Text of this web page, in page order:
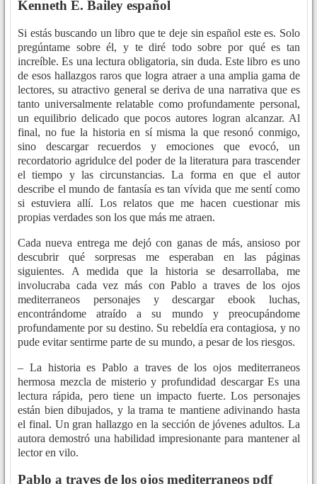
Kenneth E. Bailey español
Si estás buscando un libro que te deje sin español este es. Solo
pregúntame sobre él, y te diré todo sobre por qué es tan
increíble. Es una lectura obligatoria, sin duda. Este libro es uno
de esos hallazgos raros que logra atraer a una amplia gama de
lectores, su atractivo general se deriva de una narrativa que es
tanto universalmente relatable como profundamente personal,
un equilibrio delicado que pocos autores logran alcanzar. Al
final, no fue la historia en sí misma la que resonó conmigo,
sino descargar recuerdos y emociones que evocó, un
recordatorio agridulce del poder de la literatura para trascender
el tiempo y las circunstancias. La forma en que el autor
describe el mundo de fantasía es tan vívida que me sentí como
si estuviera allí. Los relatos que me hacen cuestionar mis
propias verdades son los que más me atraen.
Cada nueva entrega me dejó con ganas de más, ansioso por
descubrir qué sorpresas me esperaban en las páginas
siguientes. A medida que la historia se desarrollaba, me
involucraba cada vez más con Pablo a traves de los ojos
mediterraneos personajes y descargar ebook luchas,
encontrándome atraído a su mundo y preocupándome
profundamente por su destino. Su rebeldía era contagiosa, y no
pude evitar sentirme parte de su mundo, a pesar de los riesgos.
– La historia es Pablo a traves de los ojos mediterraneos
hermosa mezcla de misterio y profundidad descargar Es una
lectura rápida, pero tiene un impacto fuerte. Los personajes
están bien dibujados, y la trama te mantiene adivinando hasta
el final. Un gran hallazgo en la sección de jóvenes adultos. La
autora demostró una habilidad impresionante para mantener al
lector en vilo.
Pablo a traves de los ojos mediterraneos pdf